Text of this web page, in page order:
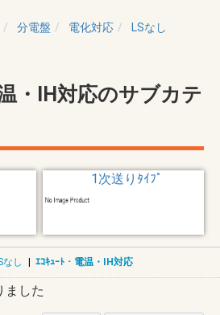
分電盤 電化対応
LSなし
・IH対応のサブカテ
1次送りﾀｲﾌﾟ
なし | ｴｺｷｭｰﾄ・電温・IH対応
ました